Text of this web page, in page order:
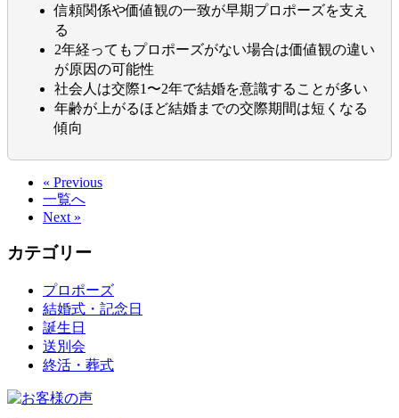
信頼関係や価値観の一致が早期プロポーズを支え
る
2年経ってもプロポーズがない場合は価値観の違い
が原因の可能性
社会人は交際1〜2年で結婚を意識することが多い
年齢が上がるほど結婚までの交際期間は短くなる
傾向
« Previous
一覧へ
Next »
カテゴリー
プロポーズ
結婚式・記念日
誕生日
送別会
終活・葬式